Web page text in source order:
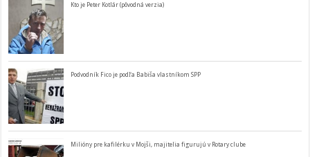
Kto je Peter Kotlár (pôvodná verzia)
Podvodník Fico je podľa Babiša vlastníkom SPP
Milióny pre kafilérku v Mojši, majitelia figurujú v Rotary clube